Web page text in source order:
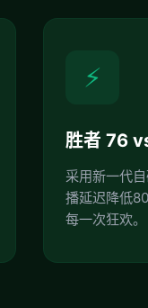
⚡
胜者 76
采用新一代
播延迟降低
每一次狂欢。